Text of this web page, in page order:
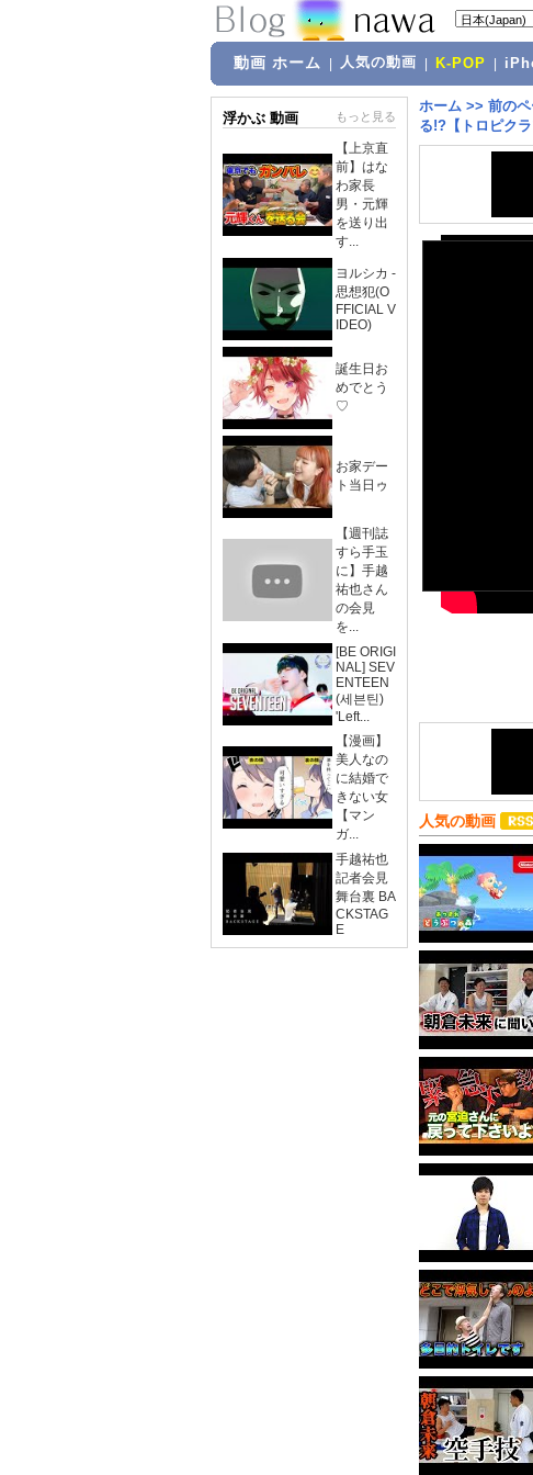
動画 ホーム 人気の動画 K-POP
浮かぶ 動画 もっと見る
【上京直
前】はな
わ家長
男・元輝
を送り出
す...
ヨルシカ -
思想犯(O
FFICIAL V
IDEO)
誕生日お
めでとう
♡
お家デー
ト当日ゥ
【週刊誌
すら手玉
に】手越
祐也さん
の会見
を...
[BE ORIGI
NAL] SEV
ENTEEN
(세븐틴)
'Left...
【漫画】
美人なの
に結婚で
きない女
【マン
ガ...
手越祐也
記者会見
舞台裏 BA
CKSTAG
E
ホーム >> 前の
る!?【トロピク
人気の動画